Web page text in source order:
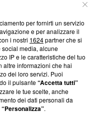
su Blasting
come ci impegniamo a
la nostra aderenza a
News non è
richiesto di farne
una verifica di
per fornirti un servizio
e per analizzare il
i nostri 1624partner che si
media, alcune
IP e le caratteristiche del tuo
altre informazioni che hai
dei loro servizi. Puoi
il pulsante“Accetta tutti”
le tue scelte, anche
dei dati personali da
“Personalizza”.